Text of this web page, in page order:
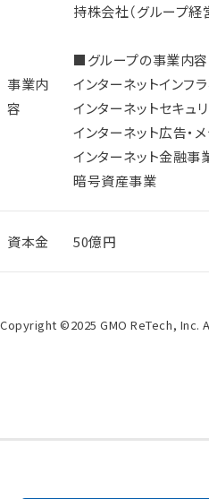
事業内
容
持株会社（グループ経
■グループの事業内容
インターネットインフ
インターネットセキュ
インターネット広告・
インターネット金融事
暗号資産事業
資本金 50億円
Copyright ©2025 GMO ReTech, Inc.